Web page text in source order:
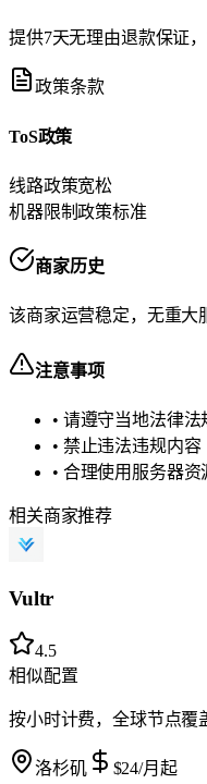
提供7天无理由退款保证
政策条款
ToS政策
线路政策宽松
机器限制政策标准
商家历史
该商家运营稳定，无重大
注意事项
• 请遵守当地法律法
• 禁止违法违规内容
• 合理使用服务器资
相关商家推荐
Vultr
4.5
相似配置
按小时计费，全球节点覆
洛杉矶 $24/月起